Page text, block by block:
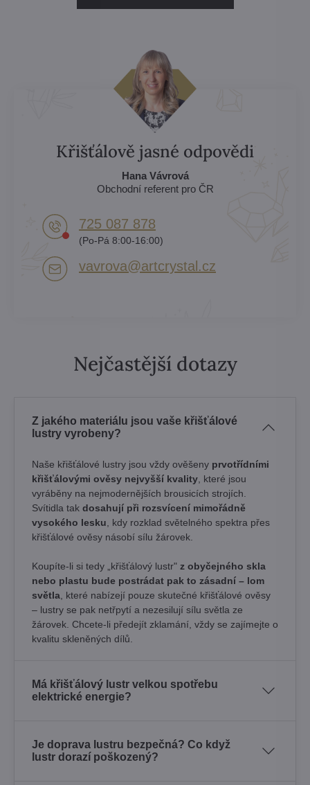
Křišťálově jasné odpovědi
Hana Vávrová
Obchodní referent pro ČR
725 087 878​
(Po-Pá 8:00-16:00)
vavrova​@artcrystal​.cz
Nejčastější dotazy
Z jakého materiálu jsou vaše křišťálové
lustry vyrobeny?
Naše křišťálové lustry jsou vždy ověšeny prvotřídními
křišťálovými ověsy nejvyšší kvality , které jsou
vyráběny na nejmodernějších brousicích strojích.
Svítidla tak dosahují při rozsvícení mimořádně
vysokého lesku , kdy rozklad světelného spektra přes
křišťálové ověsy násobí sílu žárovek. ​
Koupíte-li si tedy „křišťálový lustr" z obyčejného skla
nebo plastu bude postrádat pak to zásadní – lom
světla , které nabízejí pouze skutečné křišťálové ověsy
– lustry se pak netřpytí a nezesilují sílu světla ze
žárovek. Chcete-li předejít zklamání, vždy se zajímejte o
kvalitu skleněných dílů.
Má křišťálový lustr velkou spotřebu
elektrické energie?
Je doprava lustru bezpečná? Co když
lustr dorazí poškozený?